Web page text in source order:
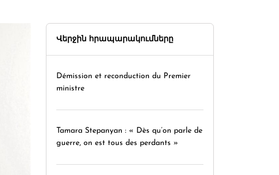
Վերջին հրապարակումները
Démission et reconduction du Premier
ministre
Tamara Stepanyan : « Dès qu’on parle de
guerre, on est tous des perdants »